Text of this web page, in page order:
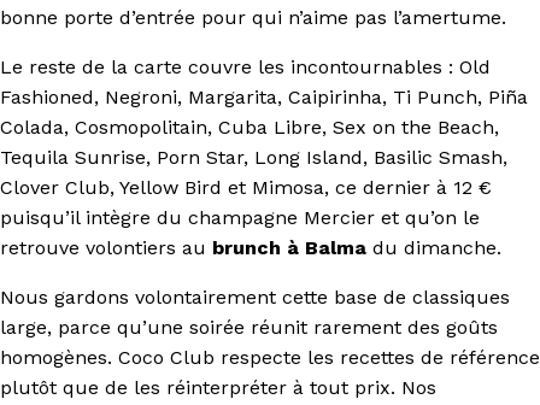
bonne porte d’entrée pour qui n’aime pas l’amertume.
Le reste de la carte couvre les incontournables : Old
Fashioned, Negroni, Margarita, Caipirinha, Ti Punch, Piña
Colada, Cosmopolitain, Cuba Libre, Sex on the Beach,
Tequila Sunrise, Porn Star, Long Island, Basilic Smash,
Clover Club, Yellow Bird et Mimosa, ce dernier à 12 €
puisqu’il intègre du champagne Mercier et qu’on le
retrouve volontiers au brunch à Balma du dimanche.
Nous gardons volontairement cette base de classiques
large, parce qu’une soirée réunit rarement des goûts
homogènes. Coco Club respecte les recettes de référence
plutôt que de les réinterpréter à tout prix. Nos